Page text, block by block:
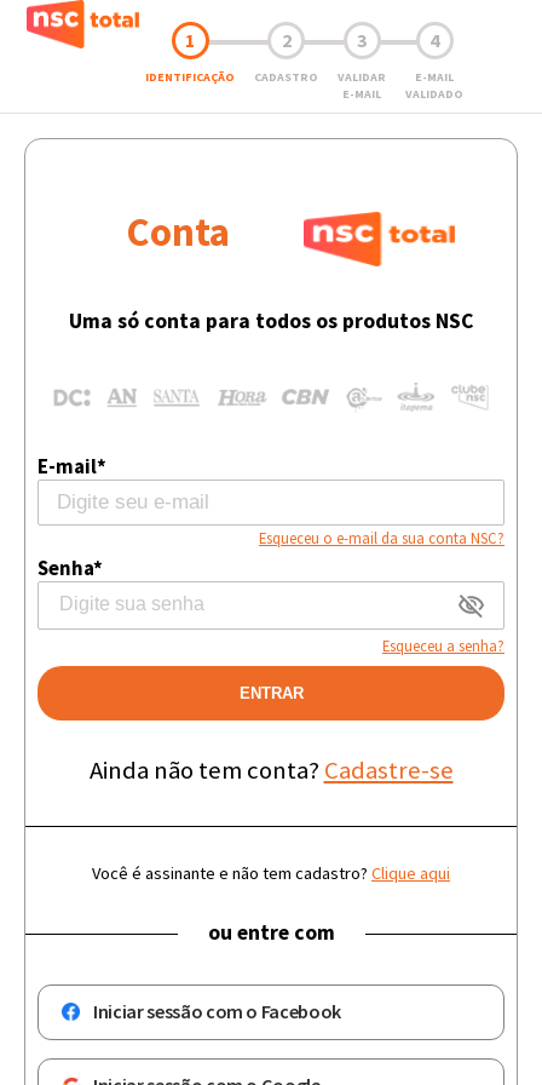
1
IDENTIFICAÇÃO
2
CADASTRO
3
VALIDAR
E-MAIL
4
E-MAIL
VALIDADO
Conta
Uma só conta para todos os produtos NSC
E-mail*
Esqueceu o e-mail da sua conta NSC?
Senha*
Esqueceu a senha?
ENTRAR
Ainda não tem conta? Cadastre-se
Você é assinante e não tem cadastro? Clique aqui
ou entre com
Iniciar sessão com o Facebook